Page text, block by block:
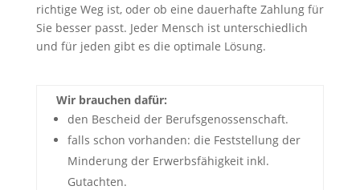
richtige Weg ist, oder ob eine dauerhafte Zahlung für
Sie besser passt. Jeder Mensch ist unterschiedlich
und für jeden gibt es die optimale Lösung.
Wir brauchen dafür:
den Bescheid der Berufsgenossenschaft.
falls schon vorhanden: die Feststellung der
Minderung der Erwerbsfähigkeit inkl.
Gutachten.